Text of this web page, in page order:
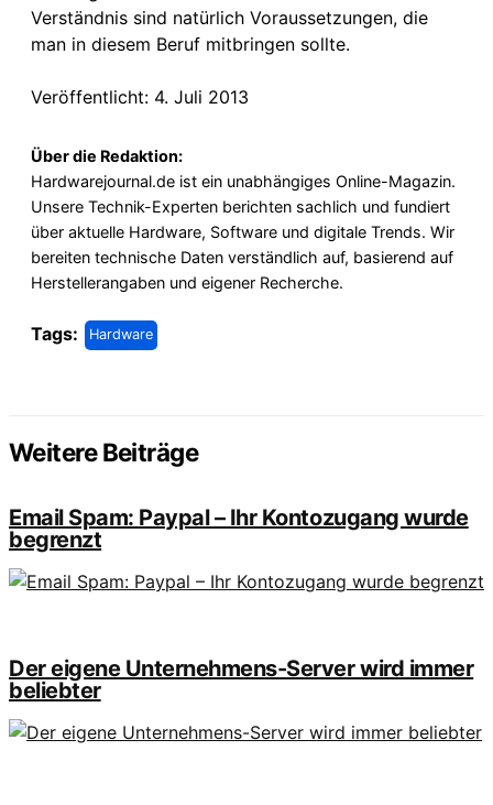
Verständnis sind natürlich Voraussetzungen, die
man in diesem Beruf mitbringen sollte.
Veröffentlicht: 4. Juli 2013
Über die Redaktion:
Hardwarejournal.de ist ein unabhängiges Online-Magazin.
Unsere Technik-Experten berichten sachlich und fundiert
über aktuelle Hardware, Software und digitale Trends. Wir
bereiten technische Daten verständlich auf, basierend auf
Herstellerangaben und eigener Recherche.
Tags: Hardware
Weitere Beiträge
Email Spam: Paypal – Ihr Kontozugang wurde
begrenzt
Der eigene Unternehmens-Server wird immer
beliebter